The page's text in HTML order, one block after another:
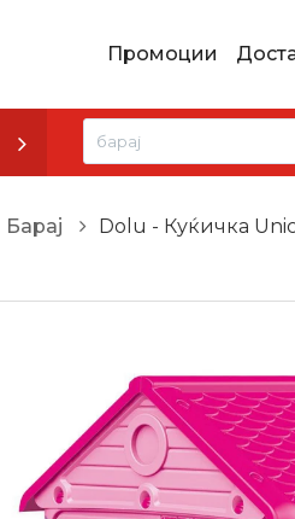
Промоции
Барај Dolu - Куќичка